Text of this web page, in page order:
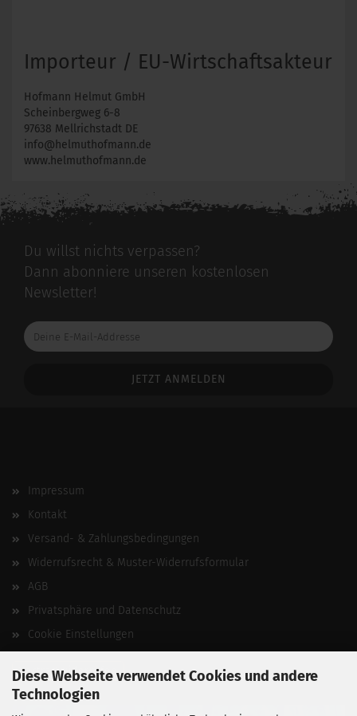
Diese Webseite verwendet Cookies und andere
Technologien
Importeur / EU-Wirtschaftsakteur
Hofmann Helmut GmbH
Scheinbergweg 6-8
97638 Mellrichstadt DE
info@helmuthofmann.de
www.helmuthofmann.de
Du willst nichts verpassen?
Dann abonniere unseren kostenlosen
Newsletter!
Deine
E-
Impressum
Kontakt
Versand- & Zahlungsbedingungen
Widerrufsrecht & Muster-Widerrufsformular
AGB
Privatsphäre und Datenschutz
Cookie Einstellungen
Vertrag widerrufen